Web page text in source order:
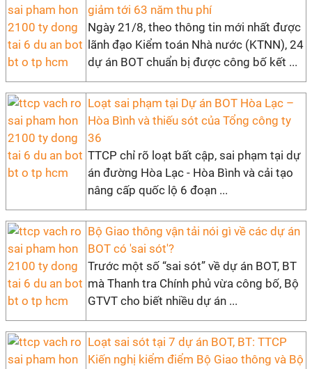
giảm tới 63 năm thu phí
Ngày 21/8, theo thông tin mới nhất được
lãnh đạo Kiểm toán Nhà nước (KTNN), 24
dự án BOT chuẩn bị được công bố kết ...
Loạt sai phạm tại Dự án BOT Hòa Lạc –
Hòa Bình và thiếu sót của Tổng công ty
36
TTCP chỉ rõ loạt bất cập, sai phạm tại dự
án đường Hòa Lạc - Hòa Bình và cải tạo
nâng cấp quốc lộ 6 đoạn ...
Bộ Giao thông vận tải nói gì về các dự án
BOT có 'sai sót'?
Trước một số “sai sót” về dự án BOT, BT
mà Thanh tra Chính phủ vừa công bố, Bộ
GTVT cho biết nhiều dự án ...
Loạt sai sót tại 7 dự án BOT, BT: TTCP
Kiến nghị kiểm điểm Bộ Giao thông và Bộ